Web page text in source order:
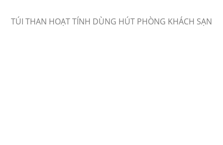
TÚI THAN HOẠT TÍNH DÙNG HÚT PHÒNG KHÁCH SẠN